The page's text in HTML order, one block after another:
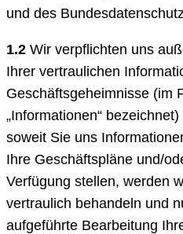
und des
1.2 Wir verpflichten uns
Ihrer vertraulichen
Geschäftsgeheimnisse (im
„Informationen“
soweit Sie uns
Ihre Geschäftspläne und/
Verfügung stellen, werden
vertraulich behandeln und
aufgeführte Bearbeitung